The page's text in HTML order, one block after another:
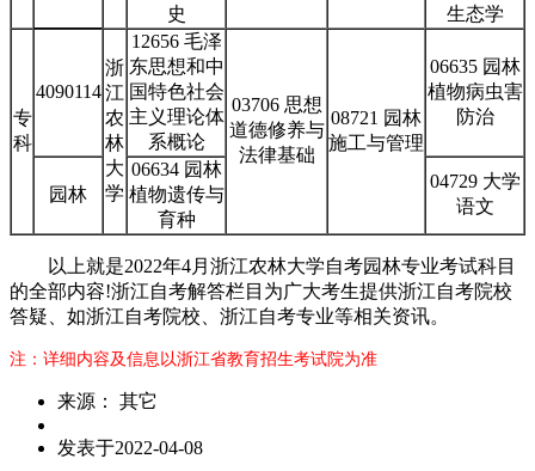
史
生态学
专
科
4090114
浙
江
农
林
大
学
12656 毛泽
东思想和中
国特色社会
主义理论体
系概论
03706 思想
道德修养与
法律基础
08721 园林
施工与管理
06635 园林
植物病虫害
防治
园林
06634 园林
植物遗传与
育种
04729 大学
语文
以上就是2022年4月浙江农林大学自考园林专业考试科目
的全部内容!浙江自考解答栏目为广大考生提供浙江自考院校
答疑、如浙江自考院校、浙江自考专业等相关资讯。
注：详细内容及信息以浙江省教育招生考试院为准
来源： 其它
发表于2022-04-08